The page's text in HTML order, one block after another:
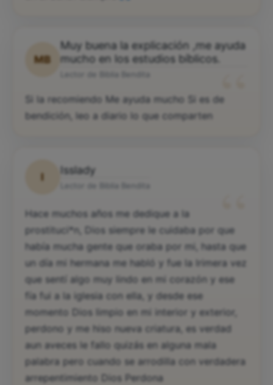
MB
Muy buena la explicación ,me ayuda
mucho en los estudios bíblicos.“
Si la recomiendo Me ayuda mucho Si es de
bendición, leo a diario lo que comparten
I
Isslady
“
Hace muchos años me dedique a la
prostituci*n, Dios siempre le cuidaba por que
había mucha gente que oraba por mi, hasta que
un día mi hermana me habló y fue la lrimera vez
que sentí algo muy lindo en mi corazón y ese
fía fui a la iglesia con ella, y desde ese
momento Dios limpio en mi interior y exterior,
perdono y me hiso nueva criatura, es verdad
aun aveces le fallo quizás en alguna mala
palabra pero cuando se arrodilla con verdadera
arrepentimiento Dios Perdona